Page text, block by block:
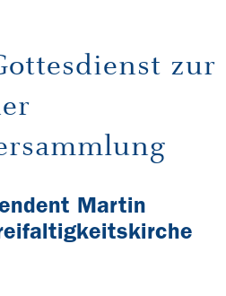
zur
Martin